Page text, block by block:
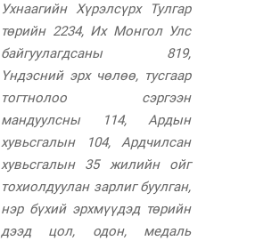
Ухнаагийн Хүрэлсүрх Тулгар
төрийн 2234, Их Монгол Улс
байгуулагдсаны 819,
Үндэсний эрх чөлөө, тусгаар
тогтнолоо сэргээн
мандуулсны 114, Ардын
хувьсгалын 104, Ардчилсан
хувьсгалын 35 жилийн ойг
тохиолдуулан зарлиг буулган,
нэр бүхий эрхмүүдэд төрийн
дээд цол, одон, медаль